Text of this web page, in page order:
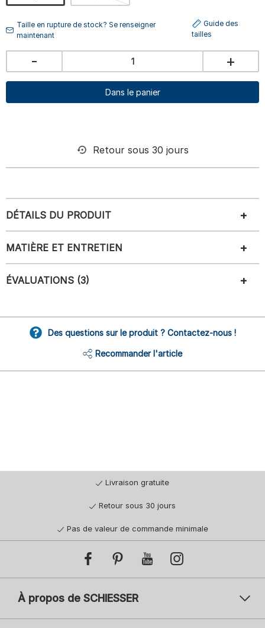
Taille en rupture de stock? Se renseigner
maintenant
Guide des
tailles
- +
Dans le panier
Retour sous 30 jours
DÉTAILS DU PRODUIT
MATIÈRE ET ENTRETIEN
ÉVALUATIONS (3)
Des questions sur le produit ? Contactez-nous !
Recommander l'article
Livraison gratuite
Retour sous 30 jours
Pas de valeur de commande minimale
À propos de SCHIESSER